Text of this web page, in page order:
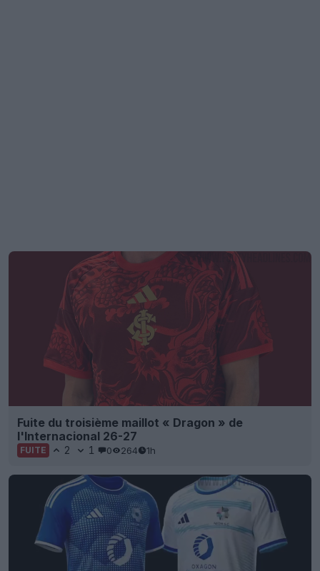
Fuite du troisième maillot « Dragon » de
l'Internacional 26-27
FUITE 2 1 0 264 1h